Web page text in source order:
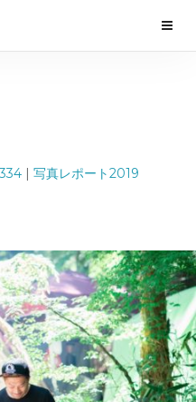
| 写真レポート2019